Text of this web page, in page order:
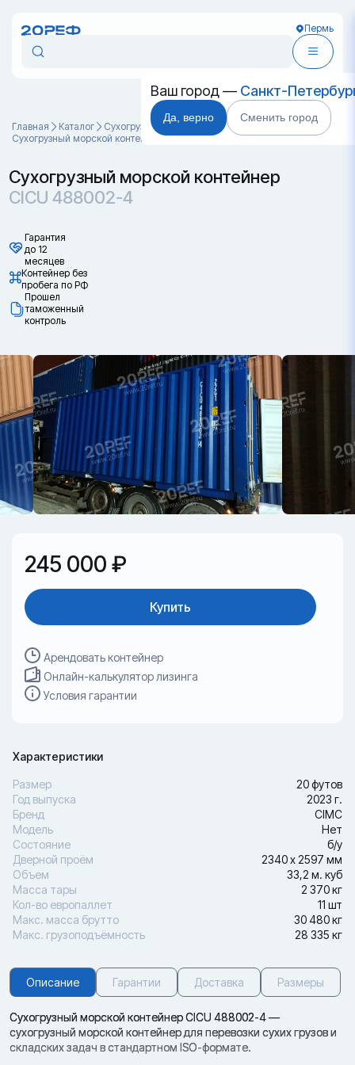
Пермь
Ваш город — Санкт-
Да, верно Сменить город
Главная Каталог
Cухогрузные морские контейнеры
Сухогрузный морской контейнер CICU 488002-4
Сухогрузный морской контейнер
CICU 488002-4
Гарантия
до 12
месяцев
Контейнер без
пробега по РФ
Прошел
таможенный
контроль
245 000 ₽
Купить
Арендовать контейнер
Онлайн-калькулятор лизинга
Условия гарантии
Характеристики
Размер
20 футов
Год выпуска
2023 г.
Бренд
CIMC
Модель
Нет
Состояние
б/у
Дверной проём
2340 х 2597 мм
Объем
33,2 м. куб
Масса тары
2 370 кг
Кол-во европаллет
11 шт
Макс. масса брутто
30 480 кг
Макс. грузоподъёмность
28 335 кг
Описание Гарантии Доставка Размеры
Сухогрузный морской контейнер CICU 488002-4 —
сухогрузный морской контейнер для перевозки сухих грузов и
складских задач в стандартном ISO-формате.